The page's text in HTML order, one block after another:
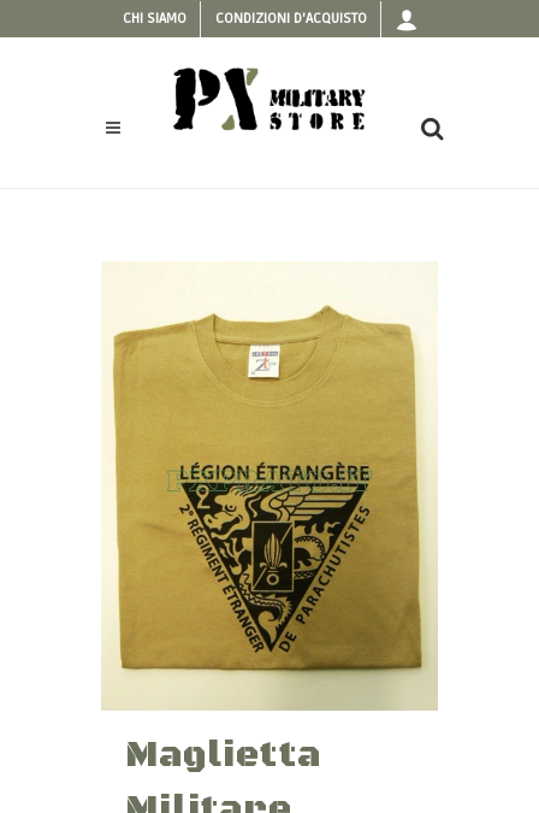
CHI SIAMO CONDIZIONI D'ACQUISTO
Maglietta